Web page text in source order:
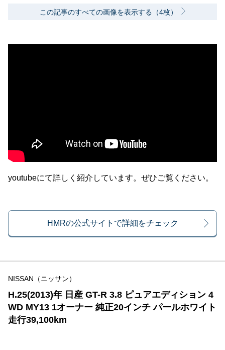
この記事のすべての画像を表示する（4枚）
youtubeにて詳しく紹介しています。ぜひご覧ください。
HMRの公式サイトで詳細をチェック
NISSAN（ニッサン）
H.25(2013)年 日産 GT-R 3.8 ピュアエディション 4
WD MY13 1オーナー 純正20インチ パールホワイト
走行39,100km